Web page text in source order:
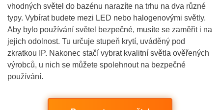
vhodných světel do bazénu narazíte na trhu na dva různé
typy. Vybírat budete mezi LED nebo halogenovými světly.
Aby bylo používání světel bezpečné, musíte se zaměřit i na
jejich odolnost. Tu určuje stupeň krytí, uváděný pod
zkratkou IP. Nakonec stačí vybrat kvalitní světla ověřených
výrobců, u nich se můžete spolehnout na bezpečné
používání.